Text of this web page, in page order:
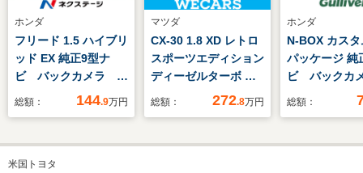
ホンダ
フリード 1.5 ハイブリ
ッド EX 純正9型ナ
ビ バックカメラ 両
側電動ドア 寒冷地仕
グ Bluetooth シー
トヒーター クリアラ
総額： 144.9万円
マツダ
CX-30 1.8 XD レトロ
スポーツエディション
ディーゼルターボ 純
正エアロ/BOSE/純正
(マツダ)/シートヒータ
総額： 272.8万円
ホンダ
N-BOX カスタ
パッケージ 純
ビ バックカ
側電動スラ
線逸脱警報装
総額：
米国トヨタ